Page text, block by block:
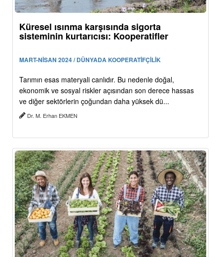
Küresel ısınma karşısında sigorta
sisteminin kurtarıcısı: Kooperatifler
MART-NİSAN 2024 / DÜNYADA KOOPERATİFÇİLİK
Tarımın esas materyali canlıdır. Bu nedenle doğal,
ekonomik ve sosyal riskler açısından son derece hassas
ve diğer sektörlerin çoğundan daha yüksek dü...
Dr. M. Erhan EKMEN